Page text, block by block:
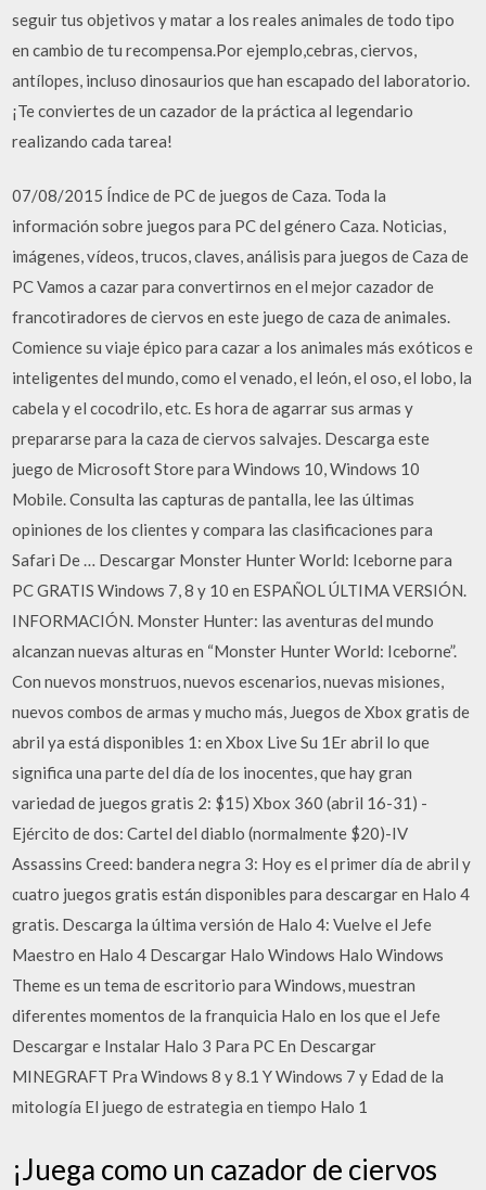
seguir tus objetivos y matar a los reales animales de todo tipo
en cambio de tu recompensa.Por ejemplo,cebras, ciervos,
antílopes, incluso dinosaurios que han escapado del laboratorio.
¡Te conviertes de un cazador de la práctica al legendario
realizando cada tarea!
07/08/2015 Índice de PC de juegos de Caza. Toda la
información sobre juegos para PC del género Caza. Noticias,
imágenes, vídeos, trucos, claves, análisis para juegos de Caza de
PC Vamos a cazar para convertirnos en el mejor cazador de
francotiradores de ciervos en este juego de caza de animales.
Comience su viaje épico para cazar a los animales más exóticos e
inteligentes del mundo, como el venado, el león, el oso, el lobo, la
cabela y el cocodrilo, etc. Es hora de agarrar sus armas y
prepararse para la caza de ciervos salvajes. Descarga este
juego de Microsoft Store para Windows 10, Windows 10
Mobile. Consulta las capturas de pantalla, lee las últimas
opiniones de los clientes y compara las clasificaciones para
Safari De … Descargar Monster Hunter World: Iceborne para
PC GRATIS Windows 7, 8 y 10 en ESPAÑOL ÚLTIMA VERSIÓN.
INFORMACIÓN. Monster Hunter: las aventuras del mundo
alcanzan nuevas alturas en “Monster Hunter World: Iceborne”.
Con nuevos monstruos, nuevos escenarios, nuevas misiones,
nuevos combos de armas y mucho más, Juegos de Xbox gratis de
abril ya está disponibles 1: en Xbox Live Su 1Er abril lo que
significa una parte del día de los inocentes, que hay gran
variedad de juegos gratis 2: $15) Xbox 360 (abril 16-31) -
Ejército de dos: Cartel del diablo (normalmente $20)-IV
Assassins Creed: bandera negra 3: Hoy es el primer día de abril y
cuatro juegos gratis están disponibles para descargar en Halo 4
gratis. Descarga la última versión de Halo 4: Vuelve el Jefe
Maestro en Halo 4 Descargar Halo Windows Halo Windows
Theme es un tema de escritorio para Windows, muestran
diferentes momentos de la franquicia Halo en los que el Jefe
Descargar e Instalar Halo 3 Para PC En Descargar
MINEGRAFT Pra Windows 8 y 8.1 Y Windows 7 y Edad de la
mitología El juego de estrategia en tiempo Halo 1
¡Juega como un cazador de ciervos